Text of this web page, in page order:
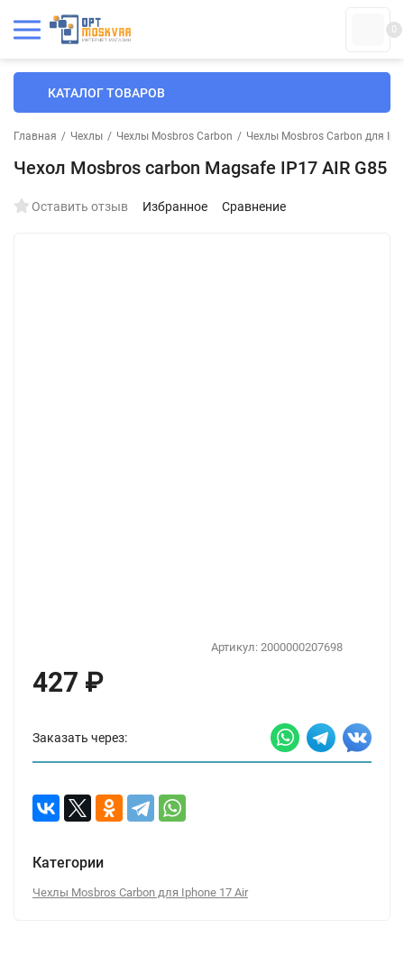
0
КАТАЛОГ ТОВАРОВ
Главная / Чехлы / Чехлы Mosbros Carbon / Чехлы Mosbros Carbon для
Чехол Mosbros carbon Magsafe IP17 AIR G85
Оставить отзыв Избранное Сравнение
Артикул: 2000000207698
427 ₽
Заказать через:
Категории
Чехлы Mosbros Carbon для Iphone 17 Air